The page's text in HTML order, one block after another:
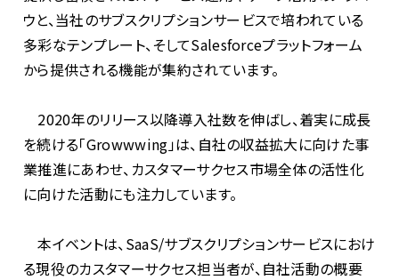
ウと、当社のサブスクリプションサービスで培われている
多彩なテンプレート、そしてSalesforceプラットフォーム
から提供される機能が集約されています。
2020年のリリース以降導入社数を伸ばし、着実に成長
を続ける「Growwwing」は、自社の収益拡大に向けた事
業推進にあわせ、カスタマーサクセス市場全体の活性化
に向けた活動にも注力しています。
本イベントは、SaaS/サブスクリプションサービスにおけ
る現役のカスタマーサクセス担当者が、自社活動の概要